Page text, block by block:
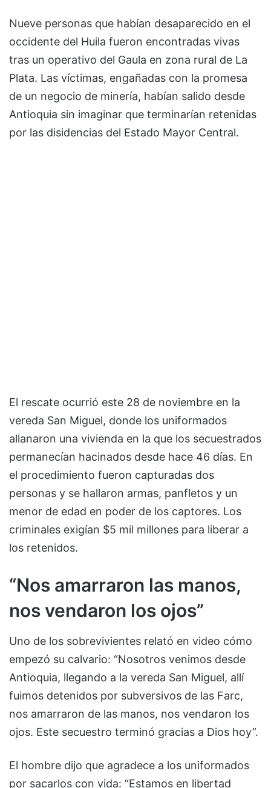
Nueve personas que habían desaparecido en el
occidente del Huila fueron encontradas vivas
tras un operativo del Gaula en zona rural de La
Plata. Las víctimas, engañadas con la promesa
de un negocio de minería, habían salido desde
Antioquia sin imaginar que terminarían retenidas
por las disidencias del Estado Mayor Central.
El rescate ocurrió este 28 de noviembre en la
vereda San Miguel, donde los uniformados
allanaron una vivienda en la que los secuestrados
permanecían hacinados desde hace 46 días. En
el procedimiento fueron capturadas dos
personas y se hallaron armas, panfletos y un
menor de edad en poder de los captores. Los
criminales exigían $5 mil millones para liberar a
los retenidos.
“Nos amarraron las manos,
nos vendaron los ojos”
Uno de los sobrevivientes relató en video cómo
empezó su calvario: “Nosotros venimos desde
Antioquia, llegando a la vereda San Miguel, allí
fuimos detenidos por subversivos de las Farc,
nos amarraron de las manos, nos vendaron los
ojos. Este secuestro terminó gracias a Dios hoy”.
El hombre dijo que agradece a los uniformados
por sacarlos con vida: “Estamos en libertad